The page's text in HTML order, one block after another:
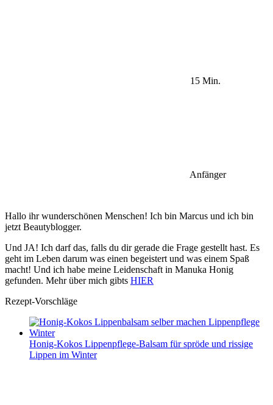
15 Min.
Anfänger
Hallo ihr wunderschönen Menschen! Ich bin Marcus und ich bin
jetzt Beautyblogger.
Und JA! Ich darf das, falls du dir gerade die Frage gestellt hast. Es
geht im Leben darum was einen begeistert und was einem Spaß
macht! Und ich habe meine Leidenschaft in Manuka Honig
gefunden. Mehr über mich gibts HIER
Rezept-Vorschläge
Honig-Kokos Lippenpflege-Balsam für spröde und rissige
Lippen im Winter